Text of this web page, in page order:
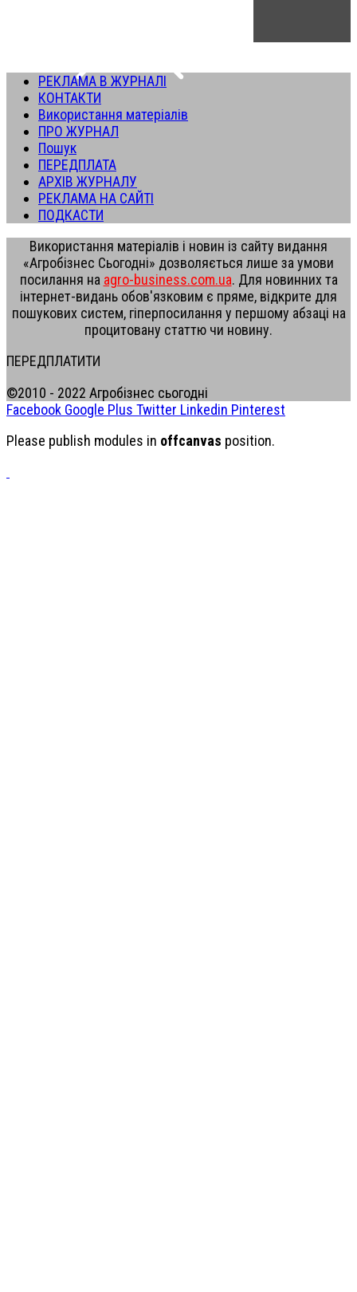
РЕКЛАМА В ЖУРНАЛІ
КОНТАКТИ
Використання матеріалів
ПРО ЖУРНАЛ
Пошук
ПЕРЕДПЛАТА
АРХІВ ЖУРНАЛУ
РЕКЛАМА НА САЙТІ
ПОДКАСТИ
Використання матеріалів і новин із сайту видання
«Агробізнес Сьогодні» дозволяється лише за умови
посилання на agro-business.com.ua. Для новинних та
інтернет-видань обов'язковим є пряме, відкрите для
пошукових систем, гіперпосилання у першому абзаці на
процитовану статтю чи новину.
ПЕРЕДПЛАТИТИ
©2010 - 2022 Агробізнес сьогодні
Facebook Google Plus Twitter Linkedin Pinterest
Please publish modules in offcanvas position.